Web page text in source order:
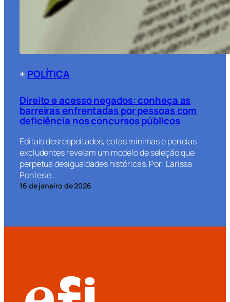
+ POLÍTICA
Direito e acesso negados: conheça as
barreiras enfrentadas por pessoas com
deficiência nos concursos públicos
Editais desrespeitados, cotas mínimas e perícias
excludentes revelam um modelo de seleção que
perpetua desigualdades históricas. Por: Larissa
Pontes e…
16 de janeiro de 2026